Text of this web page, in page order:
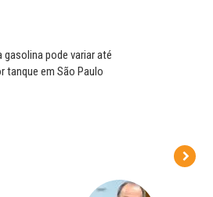
gasolina pode variar até
tanque em São Paulo